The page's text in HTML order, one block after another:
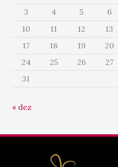
3
4 5 6
10
11 12 13
17
18 19 20
24
25 26 27
31
« dez